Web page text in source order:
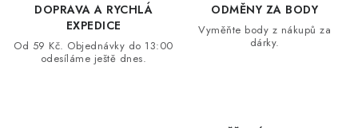
DOPRAVA A RYCHLÁ
EXPEDICE
Od 59 Kč. Objednávky do 13:00
odesíláme ještě dnes.
ODMĚNY ZA BODY
Vyměňte body z nákupů za
dárky.